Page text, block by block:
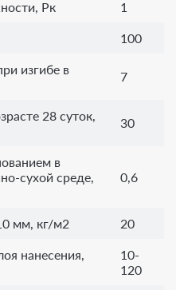
Рк 1
100
изгибе в
7
28 суток,
30
в
сухой среде,
0,6
мм, кг/м2 20
нанесения,
10-
120